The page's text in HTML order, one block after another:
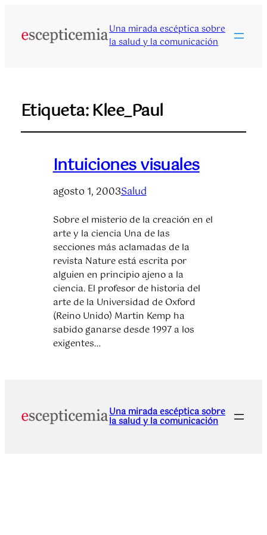
Una mirada escéptica sobre
la salud y la comunicación
Etiqueta:Klee_Paul
Intuiciones visuales
agosto 1, 2003Salud
Sobre el misterio de la creación en el
arte y la ciencia Una de las
secciones más aclamadas de la
revista Nature está escrita por
alguien en principio ajeno a la
ciencia. El profesor de historia del
arte de la Universidad de Oxford
(Reino Unido) Martin Kemp ha
sabido ganarse desde 1997 a los
exigentes…
Una mirada escéptica sobre
la salud y la comunicación